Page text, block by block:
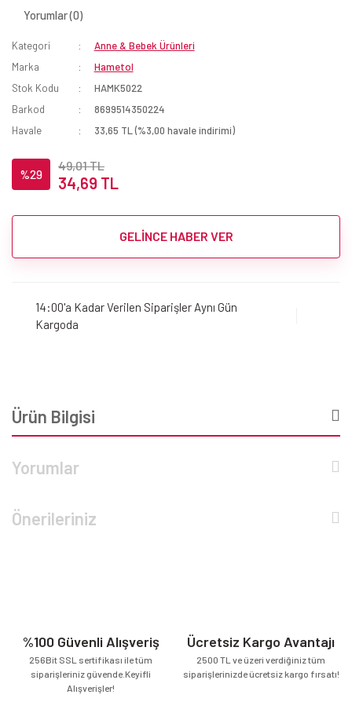
Yorumlar (0)
Kategori
Anne & Bebek Ürünleri
Marka
Hametol
Stok Kodu
HAMK5022
Barkod
8699514350224
Havale
33,65 TL (%3,00 havale indirimi)
%29
49,01 TL
34,69 TL
GELİNCE HABER VER
14:00'a Kadar Verilen Siparişler Aynı Gün
Kargoda
Ürün Bilgisi
Yorumlar
Önerileriniz
%100 Güvenli Alışveriş
256Bit SSL sertifikası ile tüm
siparişleriniz güvende.Keyifli
Alışverişler!
Ücretsiz Kargo Avantajı
2500 TL ve üzeri verdiğiniz tüm
siparişlerinizde ücretsiz kargo fırsatı!